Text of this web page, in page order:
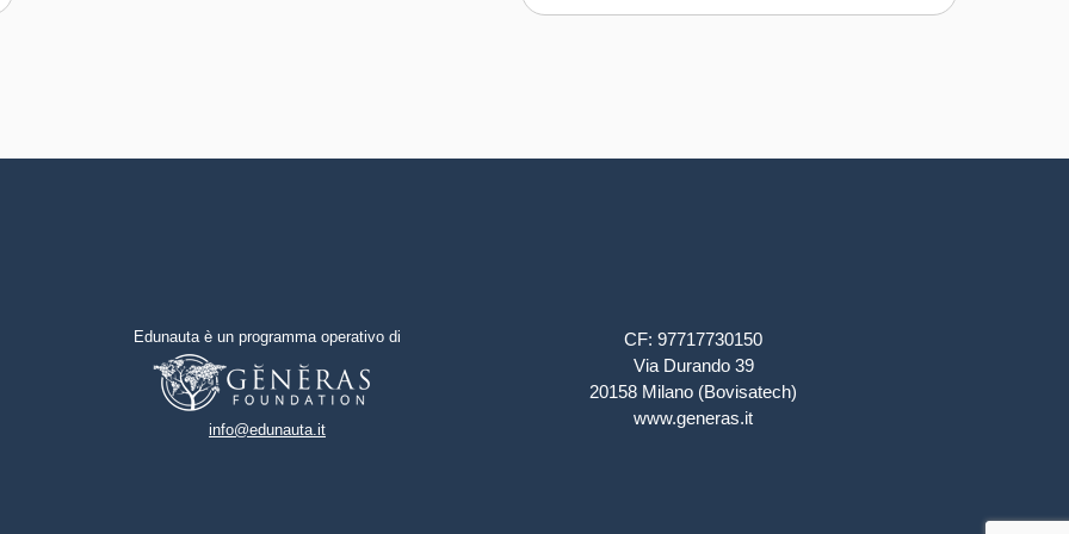
Capacità di possedere spirito di
perseveranza nel
raggiungimento degli obiettivi
Capacità di motivare gli altri e
Edunauta è un programma operativo di
info@edunauta.it
CF: 97717730150
Via Durando 39
20158 Milano (Bovisatech)
www.generas.it